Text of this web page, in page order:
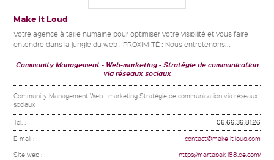
Make it Loud
Votre agence à taille humaine pour optimiser votre visibilité et vous faire
entendre dans la jungle du web ! PROXIMITÉ : Nous entretenons...
Community Management Web-marketing
Stratégie de communication
via réseaux sociaux
Community Management Web - marketing Stratégie de communication via réseaux
sociaux
Tel. : 06.69.39.81.26
E-mail : contact@make-it-loud.com
Site web : https://martabak-188.de.com/